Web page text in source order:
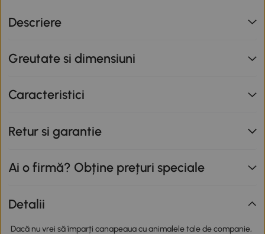
Descriere
Greutate si dimensiuni
Caracteristici
Retur si garantie
Ai o firmă? Obține prețuri speciale
Detalii
Dacă nu vrei să împarți canapeaua cu animalele tale de companie,